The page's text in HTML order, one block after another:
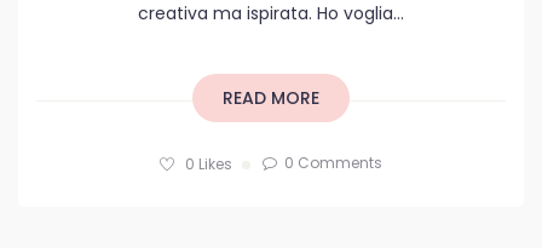
creativa ma ispirata. Ho voglia...
READ MORE
0 Likes 0 Comments